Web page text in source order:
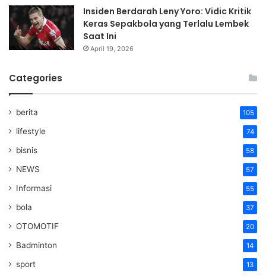
Insiden Berdarah Leny Yoro: Vidic Kritik
Keras Sepakbola yang Terlalu Lembek
Saat Ini
April 19, 2026
Categories
berita 105
lifestyle 74
bisnis 58
NEWS 57
Informasi 55
bola 37
OTOMOTIF 20
Badminton 14
sport 13